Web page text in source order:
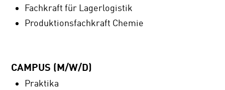
Fachkraft für Lagerlogistik
Produktionsfachkraft Chemie
CAMPUS (M/W/D)
Praktika